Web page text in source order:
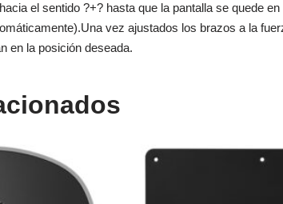
el sentido ?+? hasta que la pantalla se quede
vez ajustados los brazos a la
en la posición deseada.